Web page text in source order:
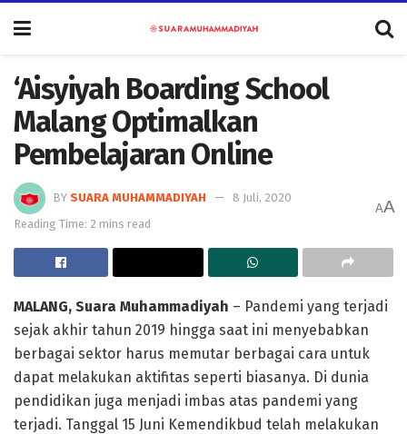
‘Aisyiyah Boarding School
Malang Optimalkan
Pembelajaran Online
BY SUARA MUHAMMADIYAH
8 Juli, 2020
Reading Time: 2 mins read
AA
MALANG, Suara Muhammadiyah – Pandemi yang terjadi
sejak akhir tahun 2019 hingga saat ini menyebabkan
berbagai sektor harus memutar berbagai cara untuk
dapat melakukan aktifitas seperti biasanya. Di dunia
pendidikan juga menjadi imbas atas pandemi yang
terjadi. Tanggal 15 Juni Kemendikbud telah melakukan